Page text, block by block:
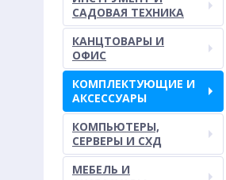
САДОВАЯ ТЕХНИКА
КАНЦТОВАРЫ И
ОФИС
КОМПЛЕКТУЮЩИЕ И
АКСЕССУАРЫ
КОМПЬЮТЕРЫ,
СЕРВЕРЫ И СХД
МЕБЕЛЬ И